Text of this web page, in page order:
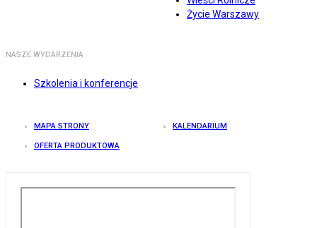
Życie Warszawy
NASZE WYDARZENIA
Szkolenia i konferencje
MAPA STRONY KALENDARIUM
OFERTA PRODUKTOWA